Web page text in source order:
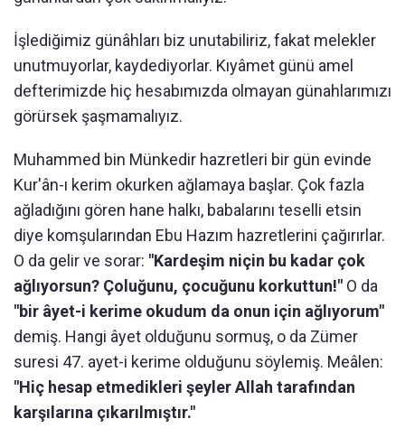
İşlediğimiz günâhları biz unutabiliriz, fakat melekler
unutmuyorlar, kaydediyorlar. Kıyâmet günü amel
defterimizde hiç hesabımızda olmayan günahlarımızı
görürsek şaşmamalıyız.
Muhammed bin Münkedir hazretleri bir gün evinde
Kur'ân-ı kerim okurken ağlamaya başlar. Çok fazla
ağladığını gören hane halkı, babalarını teselli etsin
diye komşularından Ebu Hazım hazretlerini çağırırlar.
O da gelir ve sorar: "Kardeşim niçin bu kadar çok
ağlıyorsun? Çoluğunu, çocuğunu korkuttun!" O da
"bir âyet-i kerime okudum da onun için ağlıyorum"
demiş. Hangi âyet olduğunu sormuş, o da Zümer
suresi 47. ayet-i kerime olduğunu söylemiş. Meâlen:
"Hiç hesap etmedikleri şeyler Allah tarafından
karşılarına çıkarılmıştır."